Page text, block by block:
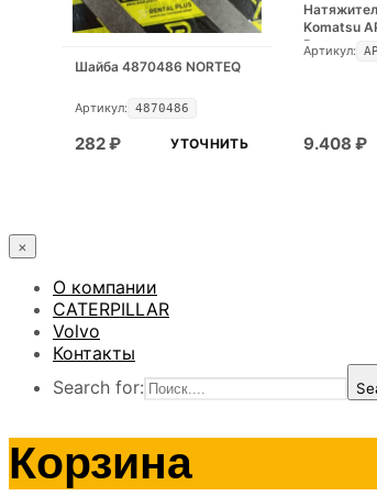
Шайба 4870486 NORTEQ
Артикул: 4870486
282₽ УТОЧНИТЬ
Komatsu
Part
Артикул:
9.408 ₽
×
О компании
CATERPILLAR
Volvo
Контакты
Search for:
Корзина